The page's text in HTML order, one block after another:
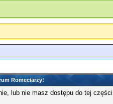
Romeciarzy!
lub nie masz dostępu do tej